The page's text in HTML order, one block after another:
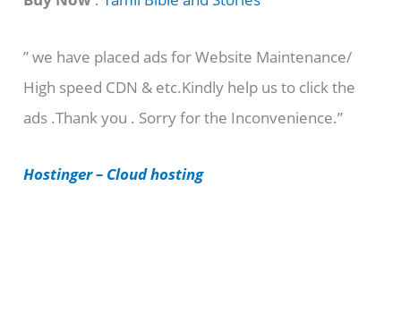
g
o
r
e
” we have placed ads for Website Maintenance/
High speed CDN & etc.Kindly help us to click the
ads .Thank you . Sorry for the Inconvenience.”
Hostinger – Cloud hosting